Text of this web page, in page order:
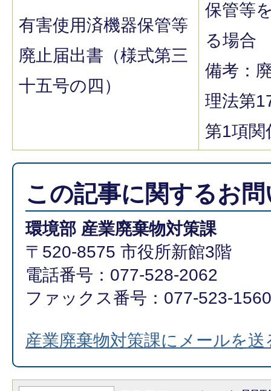
有害使用済機器保管等
廃止届出書（様式第三
十五号の四）
保管等
る場合
備考：
理法第
第1項関
この記事に関するお
環境部 産業廃棄物対策課
〒520-8575 市役所新館3階
電話番号：077-528-2062
ファックス番号：077-523-1560
産業廃棄物対策課にメールを送